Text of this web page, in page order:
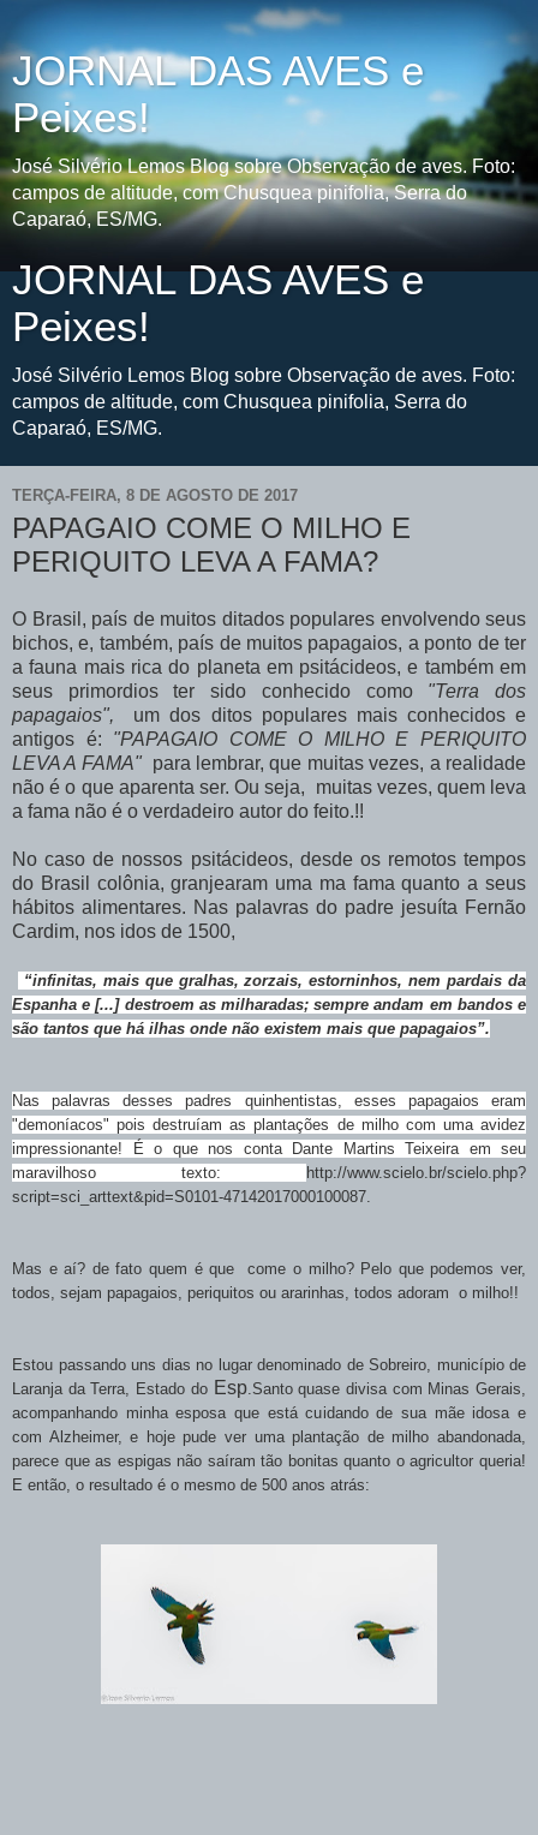
JORNAL DAS AVES e
Peixes!
José Silvério Lemos Blog sobre Observação de aves. Foto:
campos de altitude, com Chusquea pinifolia, Serra do
Caparaó, ES/MG.
JORNAL DAS AVES e
Peixes!
José Silvério Lemos Blog sobre Observação de aves. Foto:
campos de altitude, com Chusquea pinifolia, Serra do
Caparaó, ES/MG.
TERÇA-FEIRA, 8 DE AGOSTO DE 2017
PAPAGAIO COME O MILHO E
PERIQUITO LEVA A FAMA?
O Brasil, país de muitos ditados populares envolvendo seus
bichos, e, também, país de muitos papagaios, a ponto de ter
a fauna mais rica do planeta em psitácideos, e também em
seus primordios ter sido conhecido como "Terra dos
papagaios",
um dos ditos populares mais conhecidos e
antigos é: "PAPAGAIO COME O MILHO E PERIQUITO
LEVA A FAMA"para lembrar, que muitas vezes, a realidade
não é o que aparenta ser. Ou seja, muitas vezes, quem leva
a fama não é o verdadeiro autor do feito.!!
No caso de nossos psitácideos, desde os remotos tempos
do Brasil colônia, granjearam uma ma fama quanto a seus
hábitos alimentares. Nas palavras do padre jesuíta Fernão
Cardim, nos idos de 1500,
“infinitas, mais que gralhas, zorzais, estorninhos, nem pardais da
Espanha e [...] destroem as milharadas; sempre andam em bandos e
são tantos que há ilhas onde não existem mais que papagaios”.
Nas palavras desses padres quinhentistas, esses papagaios eram
"demoníacos" pois destruíam as plantações de milho com uma avidez
impressionante! É o que nos conta Dante Martins Teixeira em seu
maravilhoso texto:
http://www.scielo.br/scielo.php?
script=sci_arttext&pid=S0101-47142017000100087.
Mas e aí? de fato quem é que come o milho? Pelo que podemos ver,
todos, sejam papagaios, periquitos ou ararinhas, todos adoram o milho!!
Estou passando uns dias no lugar denominado de Sobreiro, município de
Laranja da Terra, Estado do Esp.Santo quase divisa com Minas Gerais,
acompanhando minha esposa que está cuidando de sua mãe idosa e
com Alzheimer, e hoje pude ver uma plantação de milho abandonada,
parece que as espigas não saíram tão bonitas quanto o agricultor queria!
E então, o resultado é o mesmo de 500 anos atrás: